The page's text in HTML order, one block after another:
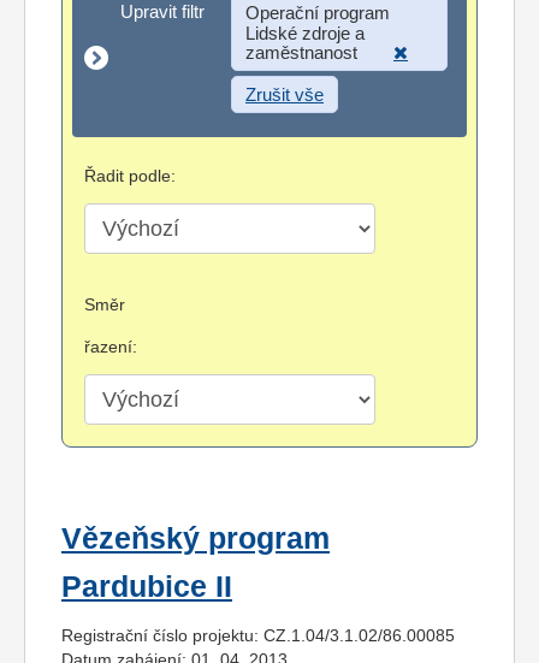
Upravit filtr
Upravit filtr
Operační program
Lidské zdroje a
zaměstnanost
Zrušit vše
Řadit podle:
Směr
řazení:
Vězeňský program
Pardubice II
Registrační číslo projektu: CZ.1.04/3.1.02/86.00085
Datum zahájení: 01. 04. 2013